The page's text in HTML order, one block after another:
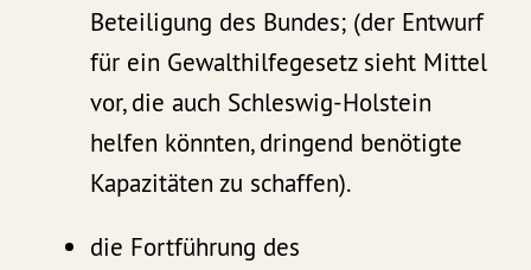
Beteiligung des Bundes; (der Entwurf
für ein Gewalthilfegesetz sieht Mittel
vor, die auch Schleswig-Holstein
helfen könnten, dringend benötigte
Kapazitäten zu schaffen).
die Fortführung des